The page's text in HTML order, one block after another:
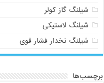
شیلنگ گاز کولر
شیلنگ لاستیکی
شیلنگ نخدار فشار قوی
برچسب‌ها